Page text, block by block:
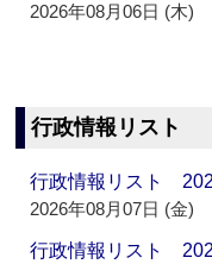
2026年08月06日 (木)
行政情報リスト
行政情報リスト
2026年08月07日 (金)
行政情報リスト